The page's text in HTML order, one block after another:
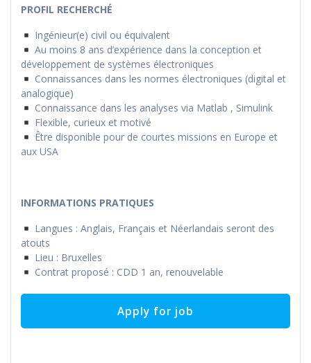
PROFIL RECHERCHÉ
Ingénieur(e) civil ou équivalent
Au moins 8 ans d’expérience dans la conception et
développement de systèmes électroniques
Connaissances dans les normes électroniques (digital et
analogique)
Connaissance dans les analyses via Matlab , Simulink
Flexible, curieux et motivé
Être disponible pour de courtes missions en Europe et
aux USA
INFORMATIONS PRATIQUES
Langues : Anglais, Français et Néerlandais seront des
atouts
Lieu : Bruxelles
Contrat proposé : CDD 1 an, renouvelable